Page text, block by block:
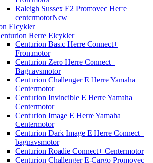
Raleigh Sussex E2 Promovec Herre
centermotorNew
Elcykler
Herre Elcykler
Centurion Basic Herre Connect+
Frontmotor
Centurion Zero Herre Connect+
Bagnavsmotor
Centurion Challenger E Herre Yamaha
Centermotor
Centurion Invincible E Herre Yamaha
Centermotor
Centurion Image E Herre Yamaha
Centermotor
Centurion Dark Image E Herre Connect+
bagnavsmotor
Centurion Roadie Connect+ Centermotor
Centurion Challenger E-Cargo Promovec